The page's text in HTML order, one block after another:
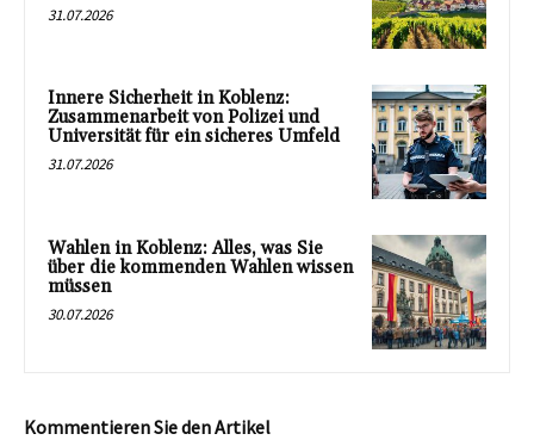
31.07.2026
Innere Sicherheit in Koblenz:
Zusammenarbeit von Polizei und
Universität für ein sicheres Umfeld
31.07.2026
Wahlen in Koblenz: Alles, was Sie
über die kommenden Wahlen wissen
müssen
30.07.2026
Kommentieren Sie den Artikel